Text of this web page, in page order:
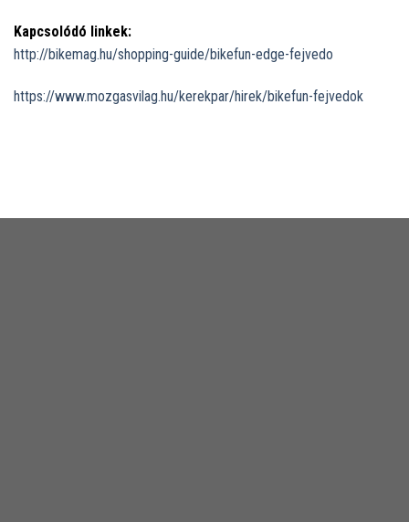
Kapcsolódó linkek:
http://bikemag.hu/shopping-guide/bikefun-edge-fejvedo
https://www.mozgasvilag.hu/kerekpar/hirek/bikefun-fejvedok